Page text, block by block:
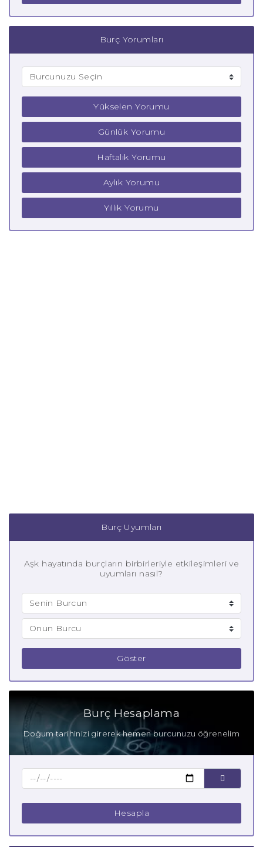
Burç Yorumları
Yükselen Yorumu
Günlük Yorumu
Haftalık Yorumu
Aylık Yorumu
Yıllık Yorumu
Burç Uyumları
Aşk hayatında burçların birbirleriyle etkileşimleri ve
uyumları nasıl?
Göster
Burç Hesaplama
Doğum tarihinizi girerek hemen burcunuzu öğrenelim
Hesapla